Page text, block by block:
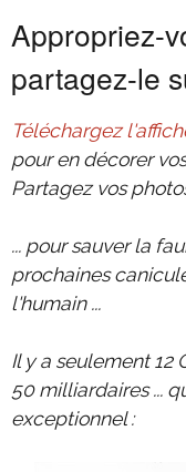
Appropriez-
partagez-le
Téléchargez
pour en décorer
Partagez vos
... pour sauver la
prochaines
l'humain ...
Il y a seulement 12
50 milliardaires ...
exceptionnel :